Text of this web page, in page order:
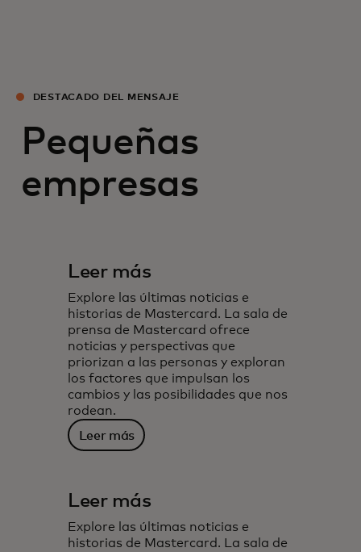
DESTACADO DEL MENSAJE
Pequeñas
empresas
Leer más
Explore las últimas noticias e
historias de Mastercard. La sala de
prensa de Mastercard ofrece
noticias y perspectivas que
priorizan a las personas y exploran
los factores que impulsan los
cambios y las posibilidades que nos
rodean.
Leer más
Leer más
Explore las últimas noticias e
historias de Mastercard. La sala de